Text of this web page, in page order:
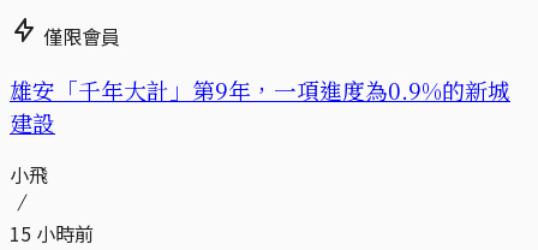
僅限會員
​​雄安「千年大計」第9年，一項進度為0.9%的新城
建設
小飛
15 小時前